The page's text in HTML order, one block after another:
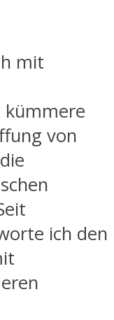
mit
kümmere
von
ich den